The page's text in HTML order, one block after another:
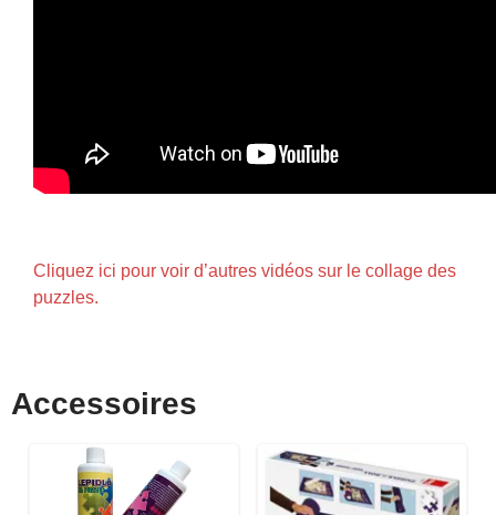
Cliquez ici pour voir d’autres vidéos sur le collage des
puzzles.
Accessoires